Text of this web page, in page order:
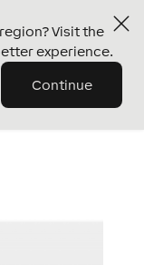
Visit the
experience.
Continue